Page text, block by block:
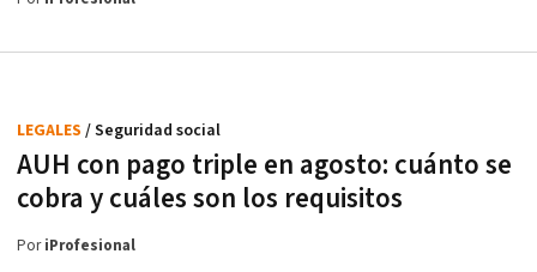
AUH con pago triple en agosto: cuánto se
cobra y cuáles son los requisitos
LEGALES / Seguridad social
PoriProfesional